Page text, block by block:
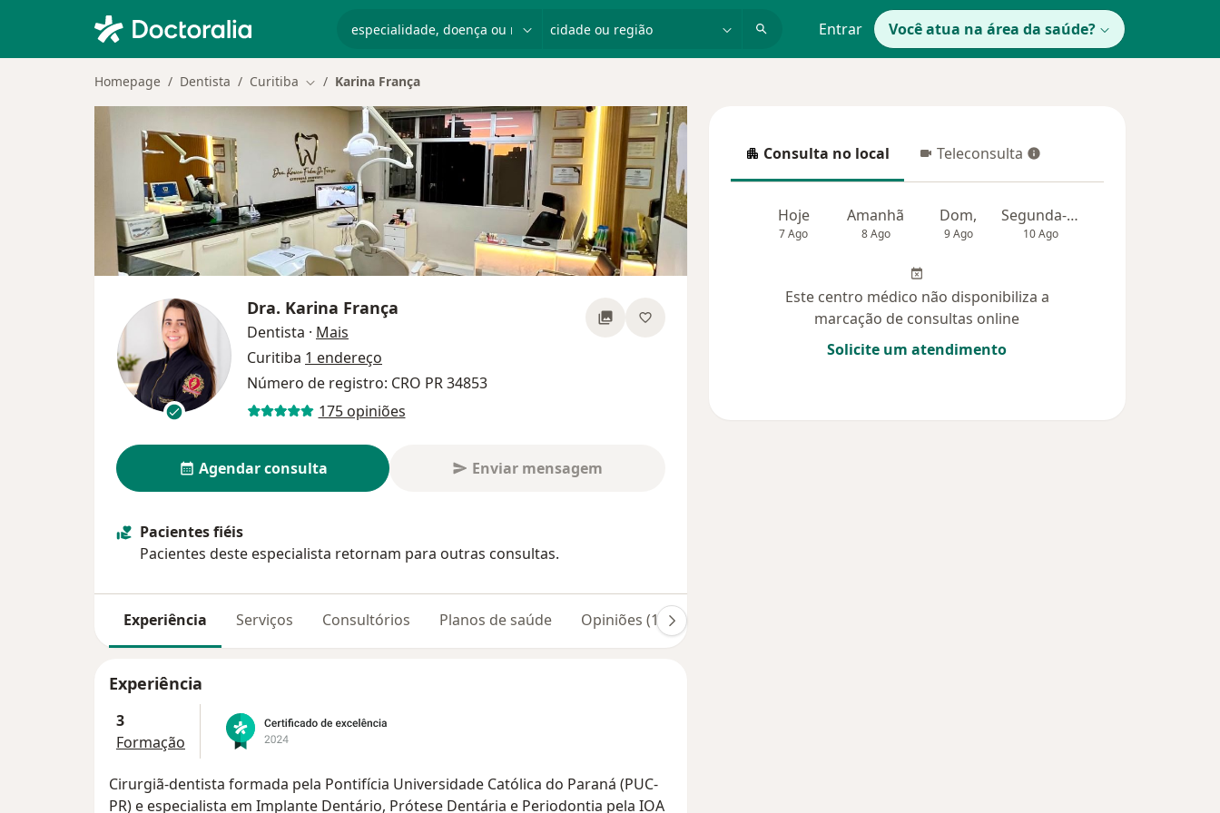
Entrar Você atua na área da saúde?
Homepage Dentista Curitiba Mudar de cidade
Karina França
Dra. Karina França
Dentista · Mais
Curitiba 1 endereço
Número de registro: CRO PR 34853
175 opiniões
Agendar consulta Enviar mensagem
Pacientes fiéis
Pacientes deste especialista retornam para outras consultas.
Experiência Serviços Consultórios Planos de saúde Opiniões (175)
Experiência
3
Formação
Cirurgiã-dentista formada pela Pontifícia Universidade Católica do Paraná (PUC-
PR) e especialista em Implante Dentário, Prótese Dentária e Periodontia pela IOA
Consulta no local
Consulta no local Teleconsulta
Teleconsulta
Hoje
7 Ago
Amanhã
8 Ago
Dom,
9 Ago
Segunda-feira
10 Ago
Este centro médico não disponibiliza a
marcação de consultas online
Solicite um atendimento